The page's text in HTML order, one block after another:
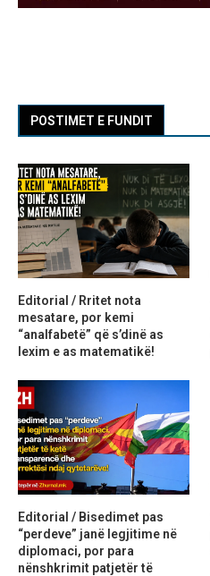
POSTIMET E FUNDIT
Editorial / Rritet nota
mesatare, por kemi
“analfabetë” që s’dinë as
lexim e as matematikë!
Editorial / Bisedimet pas
“perdeve” janë legjitime në
diplomaci, por para
nënshkrimit patjetër të